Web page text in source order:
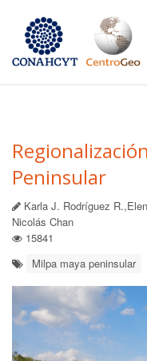
Peninsular
Karla J. Rodríguez
Nicolás Chan
15841
Milpa maya peninsular